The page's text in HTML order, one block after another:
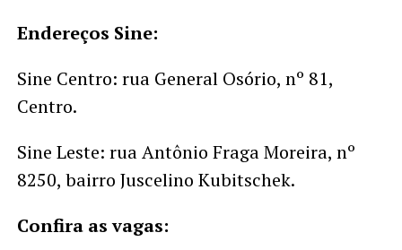
Endereços Sine:
Sine Centro: rua General Osório, nº 81,
Centro.
Sine Leste: rua Antônio Fraga Moreira, nº
8250, bairro Juscelino Kubitschek.
Confira as vagas: